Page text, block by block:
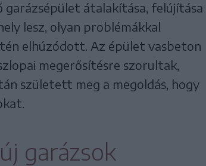
garázsépület átalakítása, felújítása
lesz, olyan problémákkal
elhúzódott. Az épület vasbeton
megerősítésre szorultak,
született meg a megoldás, hogy
garázsok